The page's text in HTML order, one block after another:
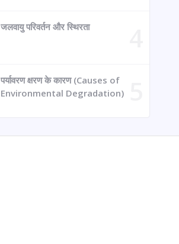
जलवायु परिवर्तन और स्थिरता
पर्यावरण क्षरण के कारण (Causes of
Environmental Degradation)